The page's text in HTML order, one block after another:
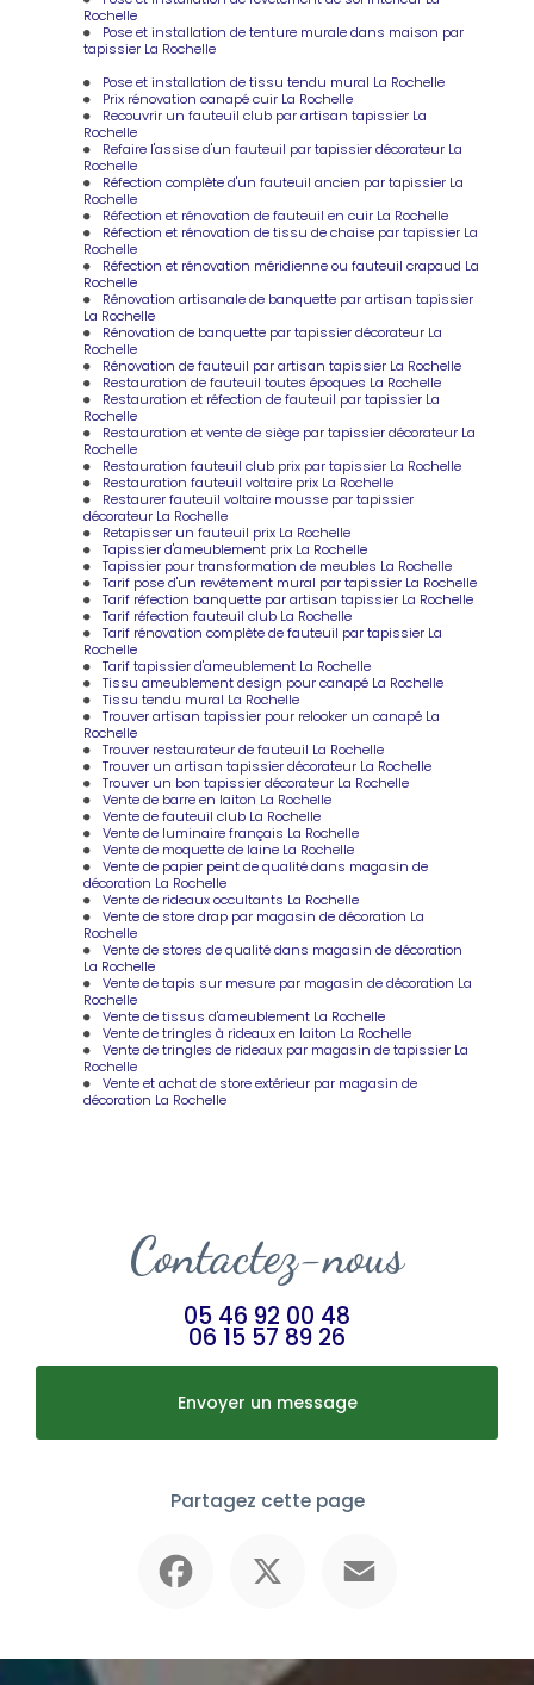
Rochelle
Pose et installation de tenture murale dans maison par
tapissier La Rochelle
Pose et installation de tissu tendu mural La Rochelle
Prix rénovation canapé cuir La Rochelle
Recouvrir un fauteuil club par artisan tapissier La
Rochelle
Refaire l'assise d'un fauteuil par tapissier décorateur La
Rochelle
Réfection complète d'un fauteuil ancien par tapissier La
Rochelle
Réfection et rénovation de fauteuil en cuir La Rochelle
Réfection et rénovation de tissu de chaise par tapissier La
Rochelle
Réfection et rénovation méridienne ou fauteuil crapaud La
Rochelle
Rénovation artisanale de banquette par artisan tapissier
La Rochelle
Rénovation de banquette par tapissier décorateur La
Rochelle
Rénovation de fauteuil par artisan tapissier La Rochelle
Restauration de fauteuil toutes époques La Rochelle
Restauration et réfection de fauteuil par tapissier La
Rochelle
Restauration et vente de siège par tapissier décorateur La
Rochelle
Restauration fauteuil club prix par tapissier La Rochelle
Restauration fauteuil voltaire prix La Rochelle
Restaurer fauteuil voltaire mousse par tapissier
décorateur La Rochelle
Retapisser un fauteuil prix La Rochelle
Tapissier d'ameublement prix La Rochelle
Tapissier pour transformation de meubles La Rochelle
Tarif pose d'un revêtement mural par tapissier La Rochelle
Tarif réfection banquette par artisan tapissier La Rochelle
Tarif réfection fauteuil club La Rochelle
Tarif rénovation complète de fauteuil par tapissier La
Rochelle
Tarif tapissier d'ameublement La Rochelle
Tissu ameublement design pour canapé La Rochelle
Tissu tendu mural La Rochelle
Trouver artisan tapissier pour relooker un canapé La
Rochelle
Trouver restaurateur de fauteuil La Rochelle
Trouver un artisan tapissier décorateur La Rochelle
Trouver un bon tapissier décorateur La Rochelle
Vente de barre en laiton La Rochelle
Vente de fauteuil club La Rochelle
Vente de luminaire français La Rochelle
Vente de moquette de laine La Rochelle
Vente de papier peint de qualité dans magasin de
décoration La Rochelle
Vente de rideaux occultants La Rochelle
Vente de store drap par magasin de décoration La
Rochelle
Vente de stores de qualité dans magasin de décoration
La Rochelle
Vente de tapis sur mesure par magasin de décoration La
Rochelle
Vente de tissus d'ameublement La Rochelle
Vente de tringles à rideaux en laiton La Rochelle
Vente de tringles de rideaux par magasin de tapissier La
Rochelle
Vente et achat de store extérieur par magasin de
décoration La Rochelle
Contactez-nous
05 46 92 00 48
06 15 57 89 26
Envoyer un message
Partagez cette page